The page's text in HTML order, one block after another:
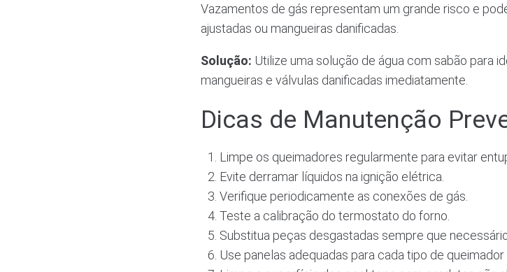
Vazamentos de gás representam um grande risco e
ajustadas ou mangueiras danificadas.
Solução: Utilize uma solução de água com sabão para
mangueiras e válvulas danificadas imediatamente.
Dicas de Manutenção
Limpe os queimadores regularmente para evitar
Evite derramar líquidos na ignição elétrica.
Verifique periodicamente as conexões de gás.
Teste a calibração do termostato do forno.
Substitua peças desgastadas sempre que
Use panelas adequadas para cada tipo de queimador